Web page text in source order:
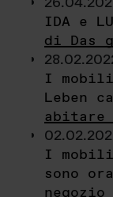
IDA e
di Das
I mobili
Leben
abitare
I mobili
sono
negozio